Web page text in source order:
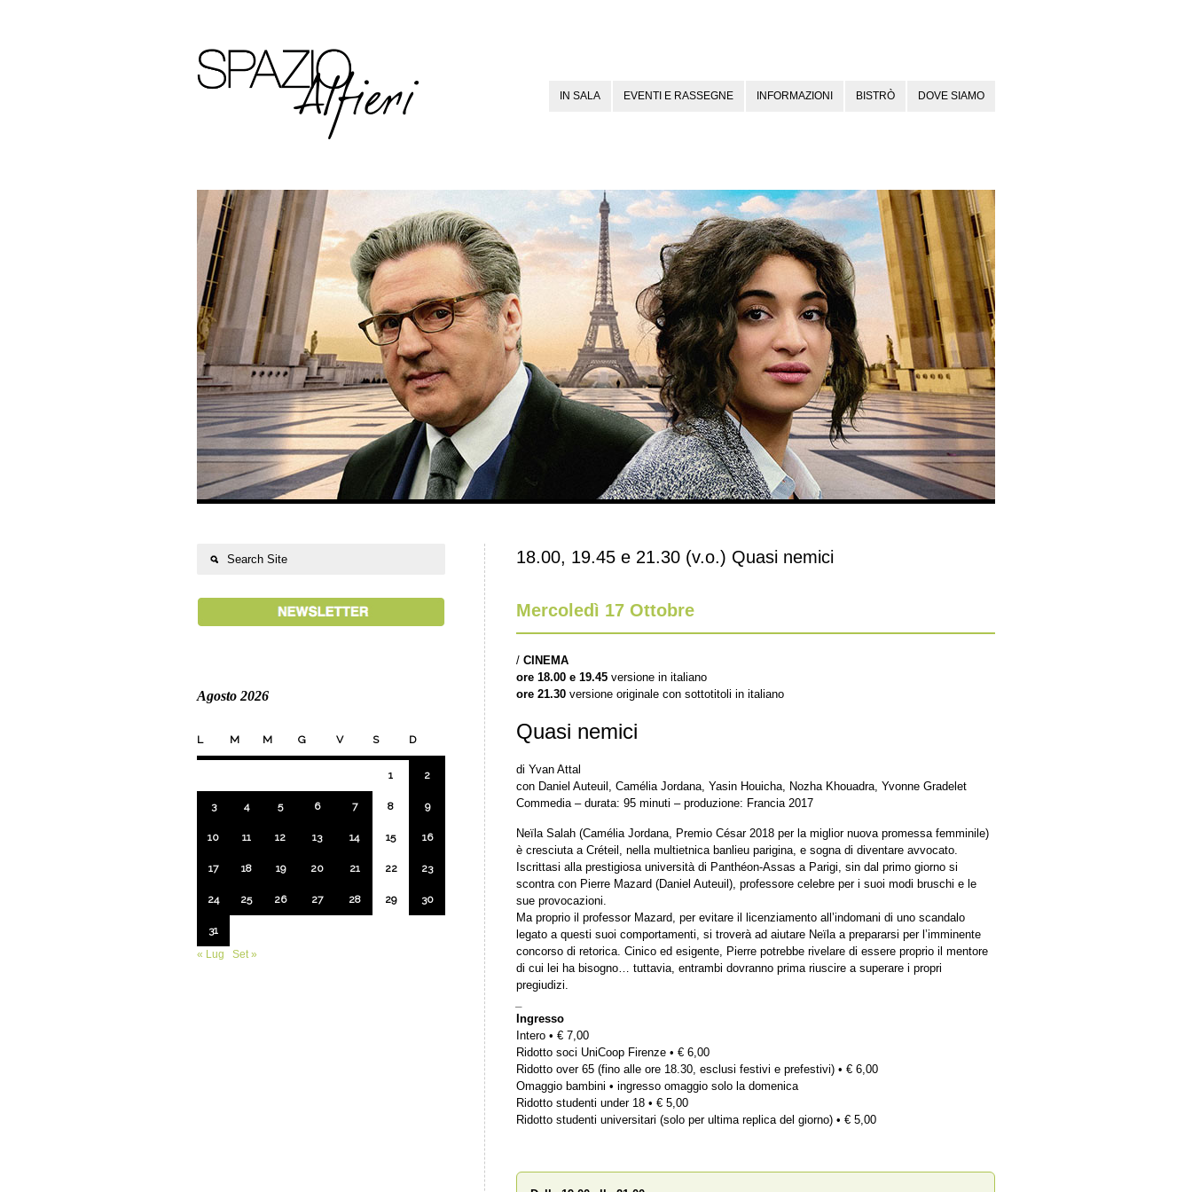
IN SALA EVENTI E RASSEGNE INFORMAZIONI BISTRÒ DOVE SIAMO
18.00, 19.45 e 21.30 (v.o.) Quasi nemici
Mercoledì 17 Ottobre
/ CINEMA
ore 18.00 e 19.45 versione in italiano
ore 21.30 versione originale con sottotitoli in italiano
Quasi nemici
di Yvan Attal
con Daniel Auteuil, Camélia Jordana, Yasin Houicha, Nozha Khouadra, Yvonne Gradelet
Commedia – durata: 95 minuti – produzione: Francia 2017
Neïla Salah (Camélia Jordana, Premio César 2018 per la miglior nuova promessa femminile)
è cresciuta a Créteil, nella multietnica banlieu parigina, e sogna di diventare avvocato.
Iscrittasi alla prestigiosa università di Panthéon-Assas a Parigi, sin dal primo giorno si
scontra con Pierre Mazard (Daniel Auteuil), professore celebre per i suoi modi bruschi e le
sue provocazioni.
Ma proprio il professor Mazard, per evitare il licenziamento all’indomani di uno scandalo
legato a questi suoi comportamenti, si troverà ad aiutare Neïla a prepararsi per l’imminente
concorso di retorica. Cinico ed esigente, Pierre potrebbe rivelare di essere proprio il mentore
di cui lei ha bisogno… tuttavia, entrambi dovranno prima riuscire a superare i propri
pregiudizi.
Ingresso
Intero • € 7,00
Ridotto soci UniCoop Firenze • € 6,00
Ridotto over 65 (fino alle ore 18.30, esclusi festivi e prefestivi) • € 6,00
Omaggio bambini • ingresso omaggio solo la domenica
Ridotto studenti under 18 • € 5,00
Ridotto studenti universitari (solo per ultima replica del giorno) • € 5,00
Agosto 2026
L M M G V S D
1 2
3 4 5 6 7 8 9
10 11 12 13 14 15 16
17 18 19 20 21 22 23
24 25 26 27 28 29 30
31
« Lug
Set »